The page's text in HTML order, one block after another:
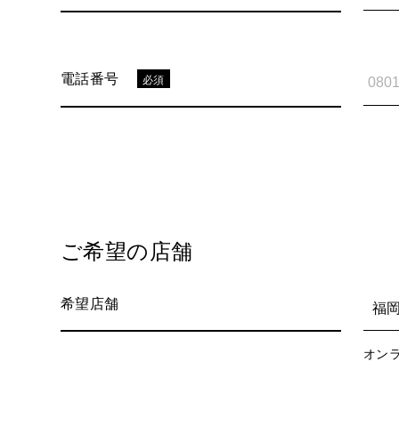
電話番号 必須
ご希望の店舗
希望店舗 福
オン